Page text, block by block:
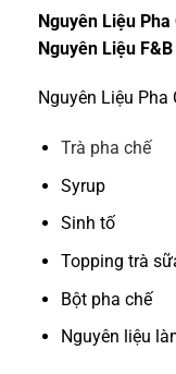
Nguyên Liệu
Nguyên Liệu
Nguyên Liệu Pha
Trà pha chế
Syrup
Sinh tố
Topping trà
Bột pha chế
Nguyên liệu